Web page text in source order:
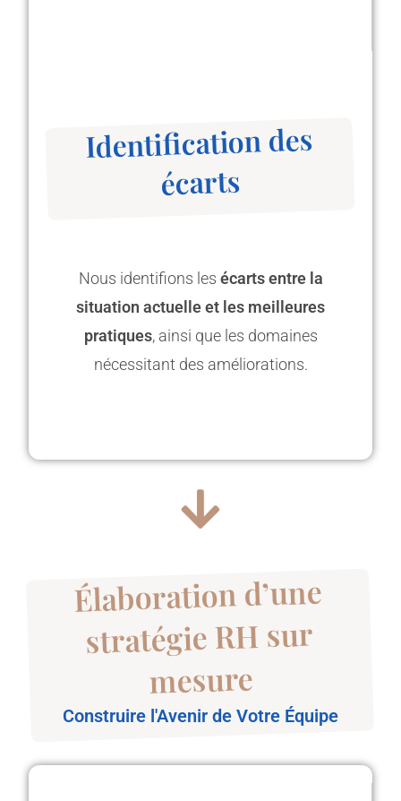
Identification des
écarts
Nous identifions les écarts entre la
situation actuelle et les meilleures
pratiques, ainsi que les domaines
nécessitant des améliorations.
Élaboration d’une
stratégie RH sur
mesure
Construire l'Avenir de Votre Équipe